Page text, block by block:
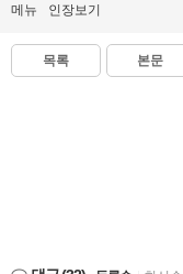
메뉴 인장보기
목록 본문